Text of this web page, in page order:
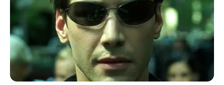
definición por penalestras un 0-0 en los 120 minutos, y
grupo D, enfrentándose a Francia, Dinamarca
y Túnez.
Cuáles son los países que disputarán
el Mundial de Qatar 2022